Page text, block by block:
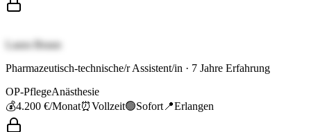
Laura Braun
Pharmazeutisch-technische/r Assistent/in · 7 Jahre Erfahrung
OP-PflegeAnästhesie
💰4.200 €/Monat⏰Vollzeit🟢Sofort 📍Erlangen